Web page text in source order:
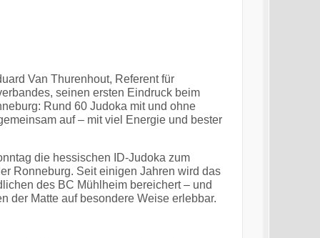
Van Thurenhout, Referent für
seinen ersten Eindruck beim
Rund 60 Judoka mit und ohne
auf – mit viel Energie und bester
die hessischen ID-Judoka zum
Ronneburg. Seit einigen Jahren wird das
des BC Mühlheim bereichert – und
der Matte auf besondere Weise erlebbar.